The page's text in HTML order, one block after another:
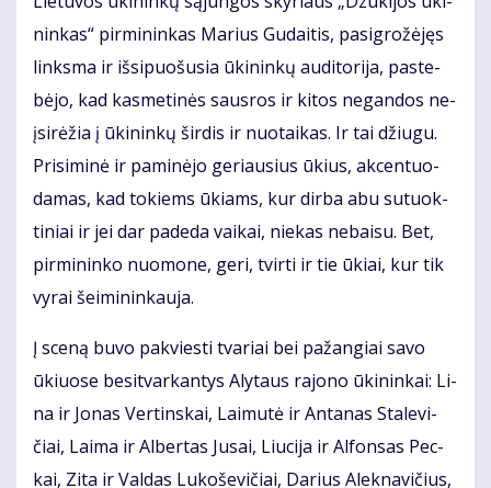
nin­kas“ pir­mi­nin­kas Ma­rius Gu­dai­tis, pa­sig­ro­žė­jęs
links­ma ir iš­si­puo­šu­sia ūki­nin­kų au­di­to­ri­ja, pa­ste­
bė­jo, kad kas­me­ti­nės saus­ros ir ki­tos ne­gan­dos ne­
įsi­rė­žia į ūki­nin­kų šir­dis ir nuo­tai­kas. Ir tai džiu­gu.
Pri­si­mi­nė ir pa­mi­nė­jo ge­riau­sius ūkius, ak­cen­tuo­
da­mas, kad to­kiems ūkiams, kur dir­ba abu su­tuok­
ti­niai ir jei dar pa­de­da vai­kai, nie­kas ne­bai­su. Bet,
pir­mi­nin­ko nuo­mo­ne, ge­ri, tvir­ti ir tie ūkiai, kur tik
vy­rai šei­mi­nin­kau­ja.
Į sce­ną bu­vo pa­kvies­ti tva­riai bei pa­žan­giai sa­vo
ūkiuo­se be­si­tvar­kan­tys Aly­taus ra­jo­no ūki­nin­kai: Li­
na ir Jo­nas Ver­tins­kai, Lai­mu­tė ir An­ta­nas Sta­le­vi­
čiai, Lai­ma ir Al­ber­tas Ju­sai, Liu­ci­ja ir Al­fon­sas Pec­
kai, Zi­ta ir Val­das Lu­ko­še­vi­čiai, Da­rius Alek­na­vi­čius,